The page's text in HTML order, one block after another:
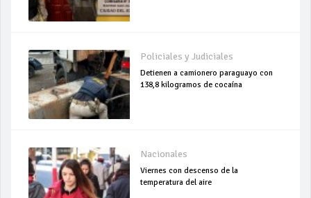
Policiales y Judiciales
Detienen a camionero paraguayo con
138,8 kilogramos de cocaína
Nacionales
Viernes con descenso de la
temperatura del aire